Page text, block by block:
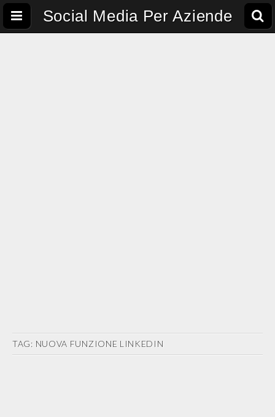
Social Media Per Aziende
TAG: NUOVA FUNZIONE LINKEDIN